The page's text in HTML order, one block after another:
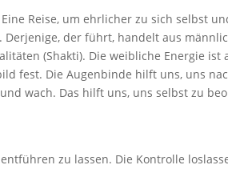
Reise, um ehrlicher zu sich selbst
der führt, handelt aus
(Shakti). Die weibliche Energie
fest. Die Augenbinde hilft uns, uns
wach. Das hilft uns, uns selbst zu
zu lassen. Die Kontrolle